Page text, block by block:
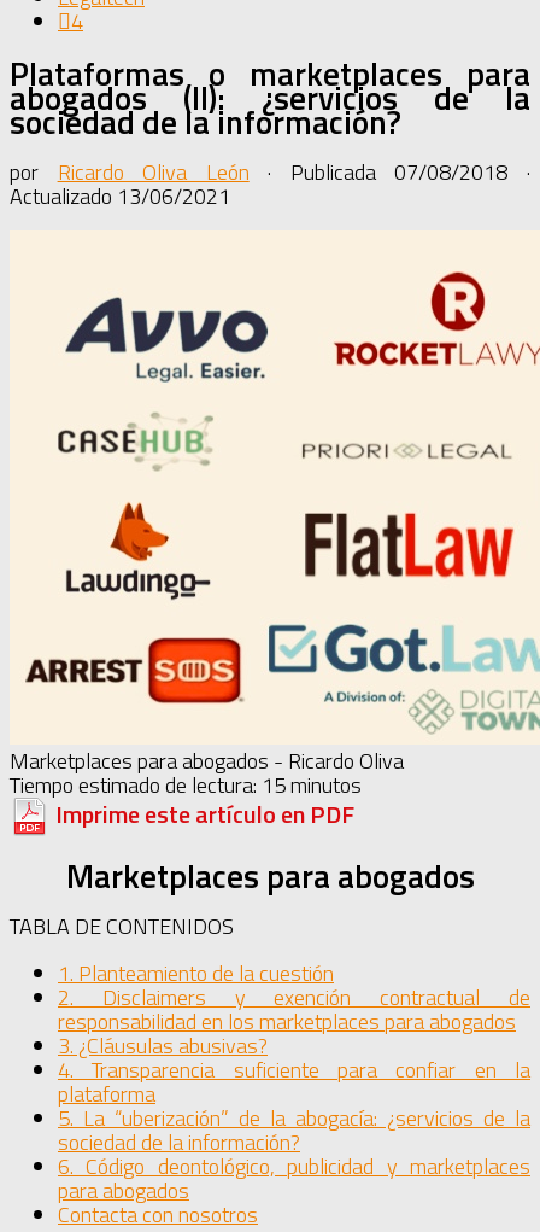
4
Plataformas o marketplaces para
abogados (II): ¿servicios de la
sociedad de la información?
por Ricardo Oliva León · Publicada07/08/2018 ·
Actualizado 13/06/2021
Marketplaces para abogados - Ricardo Oliva
Tiempo estimado de lectura: 15minutos
Imprime este artículo en PDF
Marketplaces para abogados
TABLA DE CONTENIDOS
1. Planteamiento de la cuestión
2. Disclaimers y exención contractual de
responsabilidad en los marketplaces para abogados
3. ¿Cláusulas abusivas?
4. Transparencia suficiente para confiar en la
plataforma
5. La “uberización” de la abogacía: ¿servicios de la
sociedad de la información?
6. Código deontológico, publicidad y marketplaces
para abogados
Contacta con nosotros